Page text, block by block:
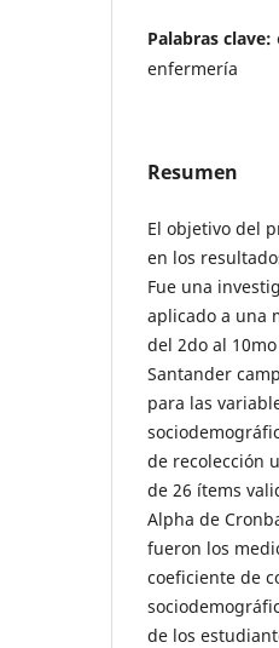
Palabras clave:
enfermería
Resumen
El objetivo del
en los
Fue una
aplicado a una
del 2do al
Santander
para las
de recolección
de 26 ítems
Alpha de
fueron los
coeficiente de
de los